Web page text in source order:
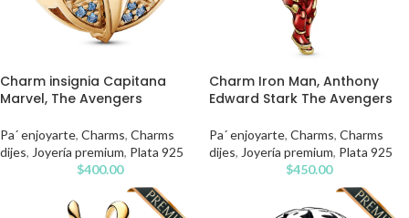
Charm insignia Capitana
Marvel, The Avengers
Pa´ enjoyarte, Charms, Charms
dijes, Joyería premium, Plata 925
$400.00
Charm Iron Man, Anthony
Edward Stark The Avengers
Pa´ enjoyarte, Charms, Charms
dijes, Joyería premium, Plata 925
$450.00